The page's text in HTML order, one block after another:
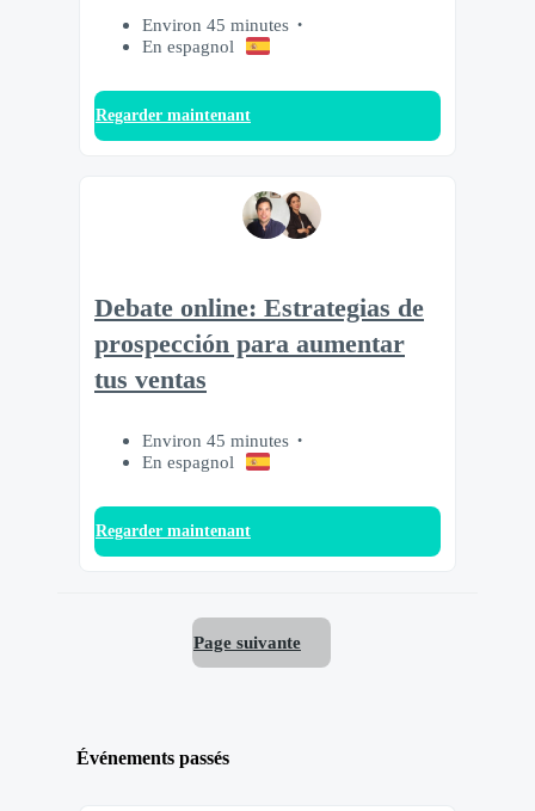
Environ 45 minutes
En espagnol
Regarder maintenant
Debate online: Estrategias de
prospección para aumentar
tus ventas
Environ 45 minutes
En espagnol
Regarder maintenant
Page suivante
Événements passés